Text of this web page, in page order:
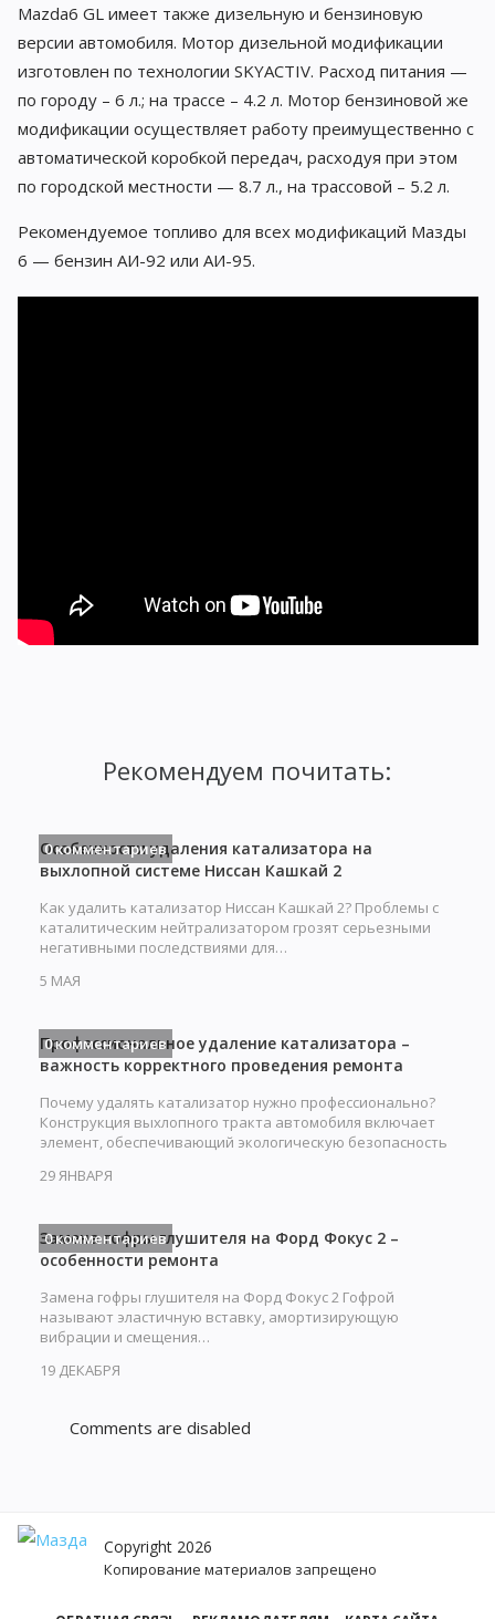
Mazda6 GL имеет также дизельную и бензиновую
версии автомобиля. Мотор дизельной модификации
изготовлен по технологии SKYACTIV. Расход питания —
по городу – 6 л.; на трассе – 4.2 л. Мотор бензиновой же
модификации осуществляет работу преимущественно с
автоматической коробкой передач, расходуя при этом
по городской местности — 8.7 л., на трассовой – 5.2 л.
Рекомендуемое топливо для всех модификаций Мазды
6 — бензин АИ-92 или АИ-95.
Рекомендуем почитать:
0 комментариев
Особенности удаления катализатора на
выхлопной системе Ниссан Кашкай 2
Как удалить катализатор Ниссан Кашкай 2? Проблемы с
каталитическим нейтрализатором грозят серьезными
негативными последствиями для…
5 МАЯ
0 комментариев
Профессиональное удаление катализатора –
важность корректного проведения ремонта
Почему удалять катализатор нужно профессионально?
Конструкция выхлопного тракта автомобиля включает
элемент, обеспечивающий экологическую безопасность
29 ЯНВАРЯ
0 комментариев
Замена гофры глушителя на Форд Фокус 2 –
особенности ремонта
Замена гофры глушителя на Форд Фокус 2 Гофрой
называют эластичную вставку, амортизирующую
вибрации и смещения…
19 ДЕКАБРЯ
Comments are disabled
Copyright 2026
Копирование материалов запрещено